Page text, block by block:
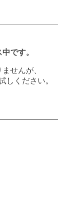
です。
せんが、
しください。